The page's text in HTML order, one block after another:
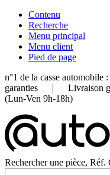
Contenu
Recherche
Menu principal
Menu client
Pied de page
n°1 de la casse automobile
garanties | Livraison
(Lun-Ven 9h-18h)
Rechercher une pièce,